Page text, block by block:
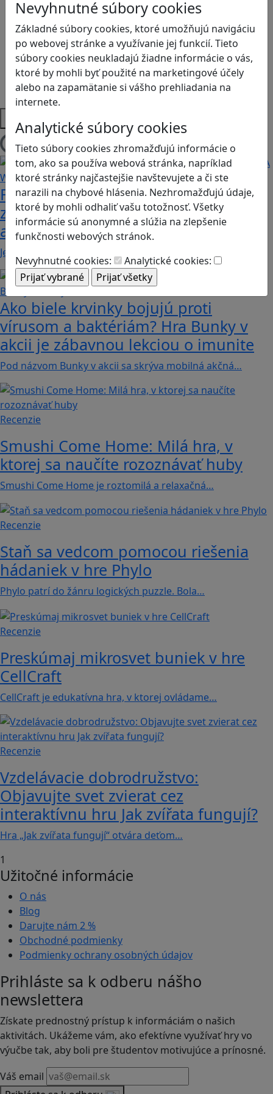
Nevyhnutné súbory cookies
Základné súbory cookies, ktoré umožňujú navigáciu
po webovej stránke a využívanie jej funkcií. Tieto
súbory cookies neukladajú žiadne informácie o vás,
ktoré by mohli byť použité na marketingové účely
alebo na zapamätanie si vášho prehliadania na
internete.
Analytické súbory cookies
Tieto súbory cookies zhromažďujú informácie o
tom, ako sa používa webová stránka, napríklad
ktoré stránky najčastejšie navštevujete a či ste
narazili na chybové hlásenia. Nezhromažďujú údaje,
ktoré by mohli odhaliť vašu totožnosť. Všetky
informácie sú anonymné a slúžia na zlepšenie
funkčnosti webových stránok.
Nevyhnutné cookies:
Analytické cookies:
Logické myslenie
Ľudské práva a tolerancia
Motorika a koncentrácia
Programovanie/Technika
Sociálne zručnosti a kooperácia
Strategické myslenie
Zdravie a pohyb
Platformy
Načítam blogy
Fotografujte zvieratká, aby ste
zachránili ostrov v Alba: A Wildlife
adventure
Jednoduchá hra, vhodná pre kohokoľvek z rodiny,…
Ako biele krvinky bojujú proti
vírusom a baktériám? Hra Bunky v
akcii je zábavnou lekciou o imunite
Pod názvom Bunky v akcii sa skrýva mobilná akčná…
Recenzie
Smushi Come Home: Milá hra, v
ktorej sa naučíte rozoznávať huby
Smushi Come Home je roztomilá a relaxačná…
Recenzie
Staň sa vedcom pomocou riešenia
hádaniek v hre Phylo
Phylo patrí do žánru logických puzzle. Bola…
Recenzie
Preskúmaj mikrosvet buniek v hre
CellCraft
CellCraft je edukatívna hra, v ktorej ovládame…
Recenzie
Vzdelávacie dobrodružstvo:
Objavujte svet zvierat cez
interaktívnu hru Jak zvířata fungují?
Hra „Jak zvířata fungují“ otvára deťom…
1
Užitočné informácie
O nás
Blog
Darujte nám 2 %
Obchodné podmienky
Podmienky ochrany osobných údajov
Prihláste sa k odberu nášho
newslettera
Získate prednostný prístup k informáciám o našich
aktivitách. Ukážeme vám, ako efektívne využívať hry vo
výučbe tak, aby boli pre študentov motivujúce a prínosné.
Váš email